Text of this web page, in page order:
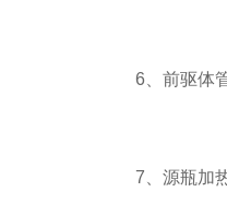
6、前驱体管
7、源瓶加热